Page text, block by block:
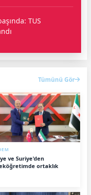
TUS
Tümünü Gör
ve Suriye'den
ortaklık